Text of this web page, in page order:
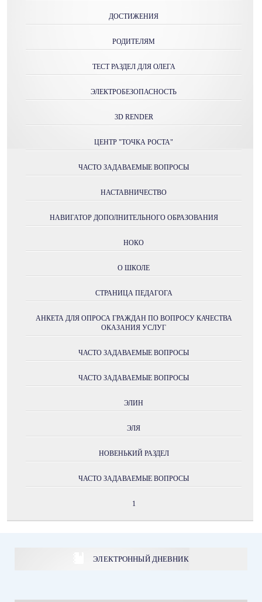
ДОСТИЖЕНИЯ
РОДИТЕЛЯМ
ТЕСТ РАЗДЕЛ ДЛЯ ОЛЕГА
ЭЛЕКТРОБЕЗОПАСНОСТЬ
3D RENDER
ЦЕНТР "ТОЧКА РОСТА"
ЧАСТО ЗАДАВАЕМЫЕ ВОПРОСЫ
НАСТАВНИЧЕСТВО
НАВИГАТОР ДОПОЛНИТЕЛЬНОГО ОБРАЗОВАНИЯ
НОКО
О ШКОЛЕ
СТРАНИЦА ПЕДАГОГА
АНКЕТА ДЛЯ ОПРОСА ГРАЖДАН ПО ВОПРОСУ КАЧЕСТВА
ОКАЗАНИЯ УСЛУГ
ЧАСТО ЗАДАВАЕМЫЕ ВОПРОСЫ
ЧАСТО ЗАДАВАЕМЫЕ ВОПРОСЫ
ЭЛИН
ЭЛЯ
НОВЕНЬКИЙ РАЗДЕЛ
ЧАСТО ЗАДАВАЕМЫЕ ВОПРОСЫ
1
ЭЛЕКТРОННЫЙ ДНЕВНИК